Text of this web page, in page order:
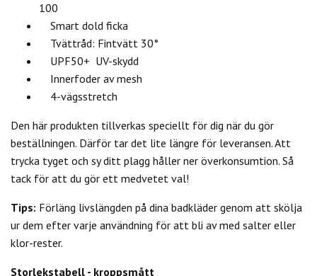
100
Smart dold ficka
Tvättråd: Fintvätt 30°
UPF50+ UV-skydd
Innerfoder av mesh
4-vägsstretch
Den här produkten tillverkas speciellt för dig när du gör
beställningen. Därför tar det lite längre för leveransen. Att
trycka tyget och sy ditt plagg håller ner överkonsumtion. Så
tack för att du gör ett medvetet val!
Tips: Förläng livslängden på dina badkläder genom att skölja
ur dem efter varje användning för att bli av med salter eller
klor-rester.
Storlekstabell - kroppsmått